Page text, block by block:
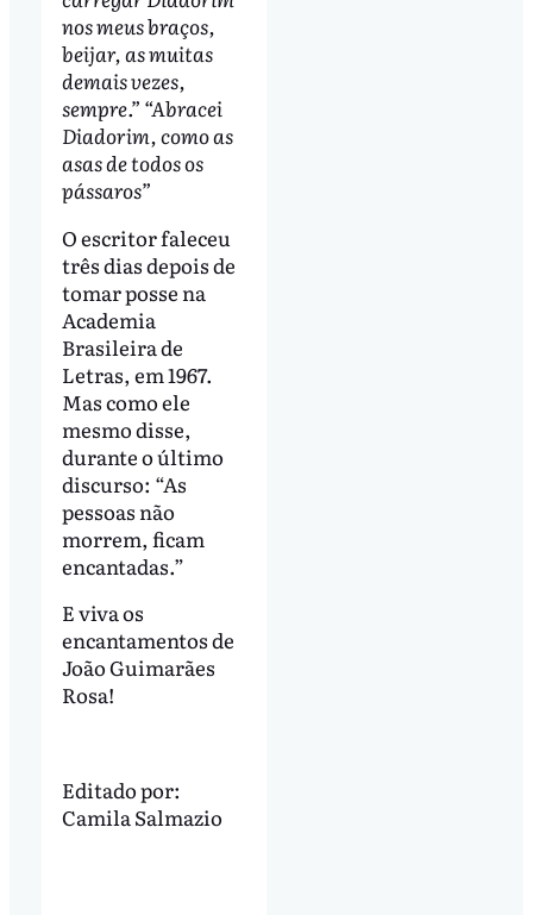
nos meus braços,
beijar, as muitas
demais vezes,
sempre.” “Abracei
Diadorim, como as
asas de todos os
pássaros”
O escritor faleceu
três dias depois de
tomar posse na
Academia
Brasileira de
Letras, em 1967.
Mas como ele
mesmo disse,
durante o último
discurso: “As
pessoas não
morrem, ficam
encantadas.”
E viva os
encantamentos de
João Guimarães
Rosa!
Editado por:
Camila Salmazio